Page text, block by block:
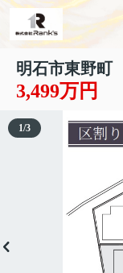
明石市東野町
3,499万円
1/3